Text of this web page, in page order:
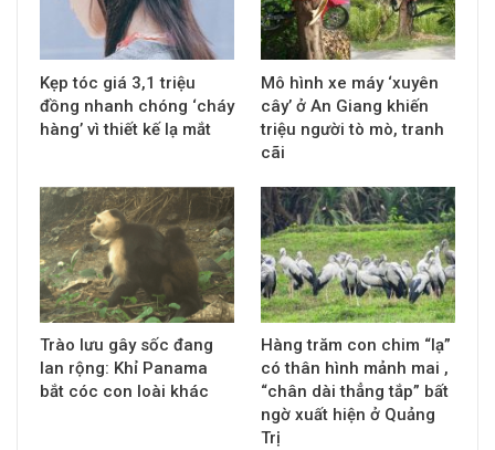
Kẹp tóc giá 3,1 triệu
đồng nhanh chóng ‘cháy
hàng’ vì thiết kế lạ mắt
Mô hình xe máy ‘xuyên
cây’ ở An Giang khiến
triệu người tò mò, tranh
cãi
Trào lưu gây sốc đang
lan rộng: Khỉ Panama
bắt cóc con loài khác
Hàng trăm con chim “lạ”
có thân hình mảnh mai ,
“chân dài thẳng tắp” bất
ngờ xuất hiện ở Quảng
Trị